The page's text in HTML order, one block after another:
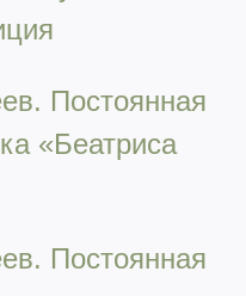
Постоянная
«Беатриса
Постоянная